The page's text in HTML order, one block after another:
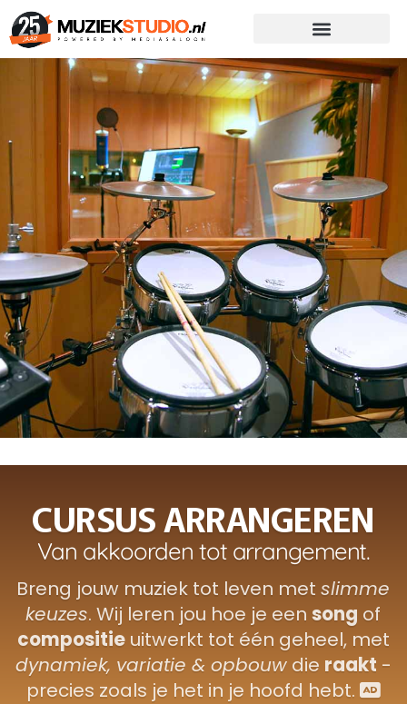
Breng jouw muziek tot leven metslimme
keuzes. Wij leren jou hoe je eensong of
compositieuitwerkt tot één geheel, met
dynamiek, variatie & opbouwdie raakt -
precies zoals je het in je hoofd hebt.
Van akkoorden tot arrangement.
CURSUSARRANGEREN